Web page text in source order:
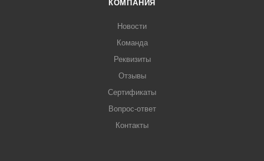
КОМПАНИЯ
Новости
Команда
Реквизиты
Отзывы
Сертификаты
Вопрос-ответ
Контакты